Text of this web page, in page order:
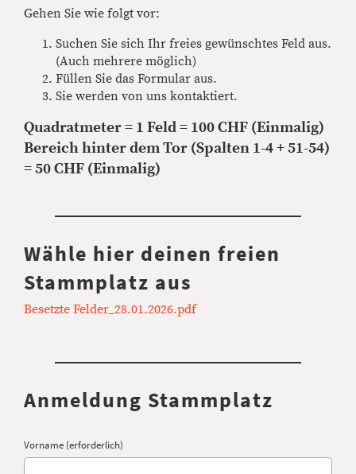
Gehen Sie wie folgt vor:
Suchen Sie sich Ihr freies gewünschtes Feld aus.
(Auch mehrere möglich)
Füllen Sie das Formular aus.
Sie werden von uns kontaktiert.
Quadratmeter = 1 Feld = 100 CHF (Einmalig)
Bereich hinter dem Tor (Spalten 1-4 + 51-54)
= 50 CHF (Einmalig)
Wähle hier deinen freien
Stammplatz aus
Besetzte Felder_28.01.2026.pdf
Anmeldung Stammplatz
Vorname (erforderlich)